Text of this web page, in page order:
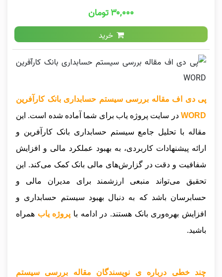
۳۰,۰۰۰ تومان
خرید
پی دی اف مقاله بررسی سیستم حسابداری بانک کارآفرین
WORD در سایت پروژه یاب برای شما آماده شده است. این
مقاله با تحلیل جامع سیستم حسابداری بانک کارآفرین و
ارائه پیشنهادات کاربردی، به بهبود عملکرد مالی و افزایش
شفافیت و دقت در گزارش‌های مالی بانک کمک می‌کند. این
تحقیق می‌تواند منبعی ارزشمند برای مدیران مالی و
حسابرسان باشد که به دنبال بهبود سیستم حسابداری و
افزایش بهره‌وری بانک هستند. در ادامه با پروژه یاب همراه
باشید.
چند خطی درباره ی نویسندگان مقاله بررسی سیستم